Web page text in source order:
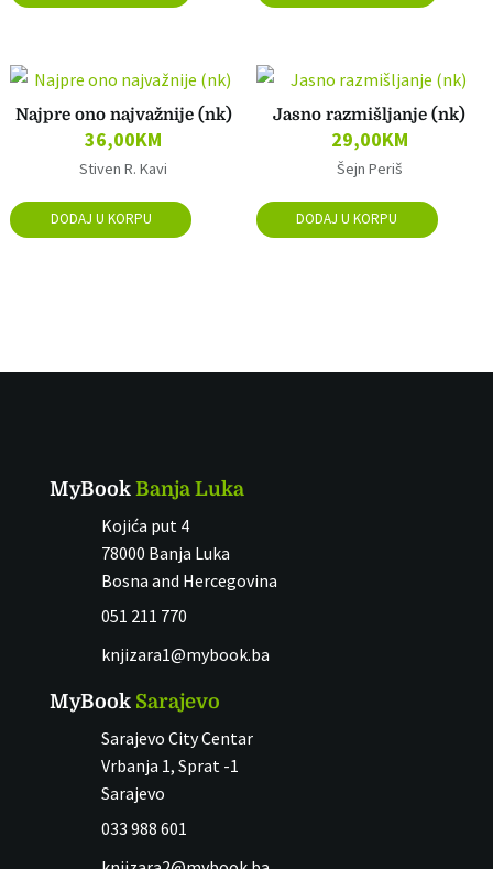
Najpre ono najvažnije (nk)
36,00KM
Stiven R. Kavi
DODAJ U KORPU
Jasno razmišljanje (nk)
29,00KM
Šejn Periš
DODAJ U KORPU
MyBook Banja Luka
Kojića put 4
78000 Banja Luka
Bosna and Hercegovina
051 211 770
knjizara1@mybook.ba
MyBook Sarajevo
Sarajevo City Centar
Vrbanja 1, Sprat -1
Sarajevo
033 988 601